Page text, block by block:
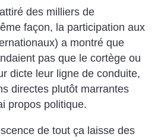
des milliers de
façon, la participation aux
a montré que
pas que le cortège ou
dicte leur ligne de conduite,
directes plutôt marrantes
propos politique.
de tout ça laisse des